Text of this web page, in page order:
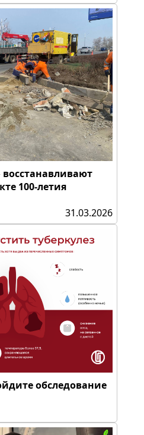
100-летия
31.03.2026
обследование